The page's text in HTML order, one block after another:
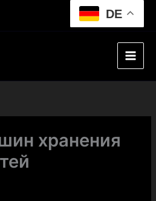
DE
хранения